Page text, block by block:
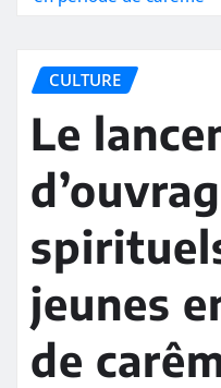
CULTURE
Le
jeunes
de